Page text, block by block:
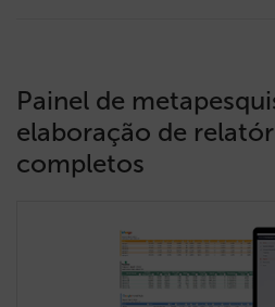
Painel de
elaboração de
completos